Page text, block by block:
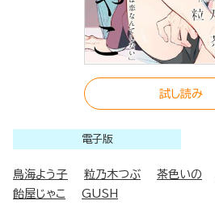
試し読み
電子版
鳥海よう子 粒乃木つぶ 茶色いの
飴屋じゃこ
GUSH